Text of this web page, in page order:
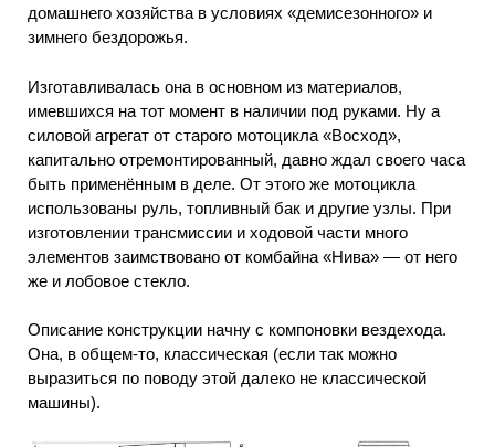
домашнего хозяйства в условиях «демисезонного» и
зимнего бездорожья.
Изготавливалась она в основном из материалов,
имевшихся на тот момент в наличии под руками. Ну а
силовой агрегат от старого мотоцикла «Восход»,
капитально отремонтированный, давно ждал своего часа
быть применённым в деле. От этого же мотоцикла
использованы руль, топливный бак и другие узлы. При
изготовлении трансмиссии и ходовой части много
элементов заимствовано от комбайна «Нива» — от него
же и лобовое стекло.
Описание конструкции начну с компоновки вездехода.
Она, в общем-то, классическая (если так можно
выразиться по поводу этой далеко не классической
машины).